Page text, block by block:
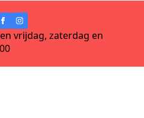
vrijdag, zaterdag en